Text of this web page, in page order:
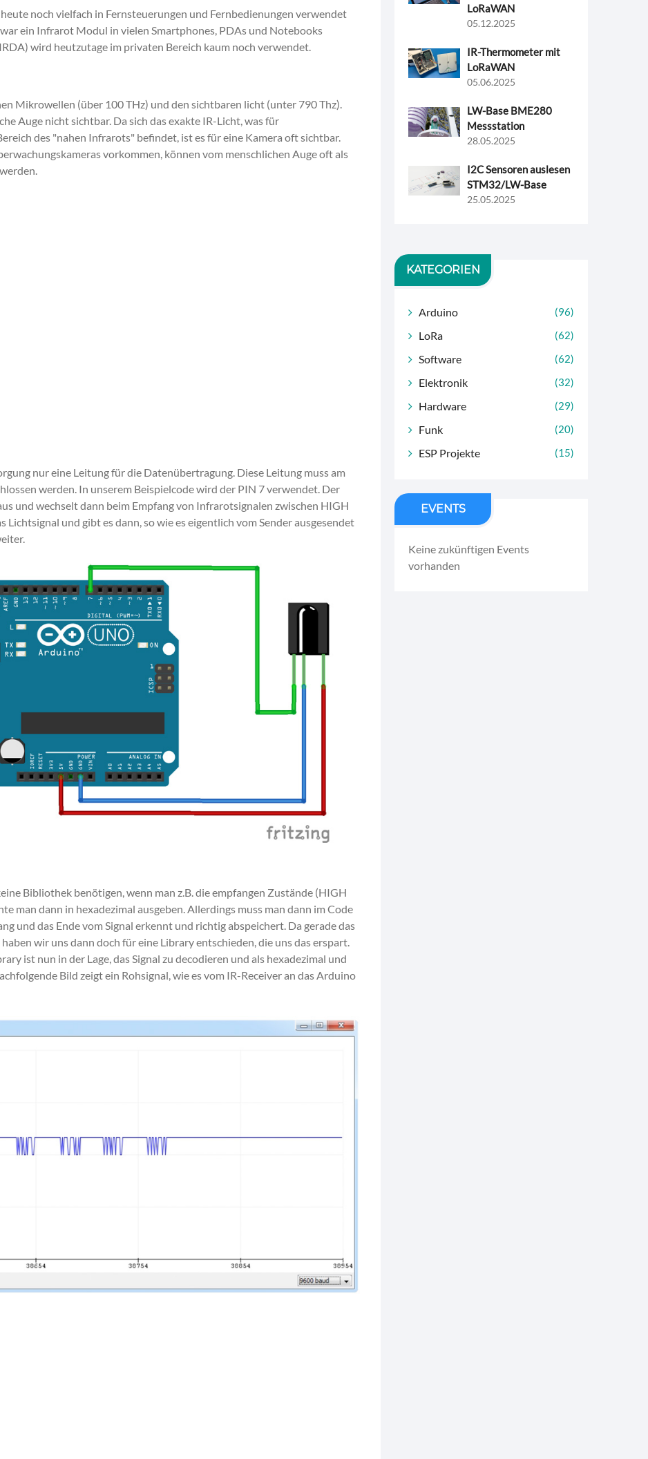
noch vielfach in Fernsteuerungen und Fernbedienungen verwendet
ein Infrarot Modul in vielen Smartphones, PDAs und Notebooks
wird heutzutage im privaten Bereich kaum noch verwendet.
Mikrowellen (über 100 THz) und den sichtbaren licht (unter 790 Thz).
Auge nicht sichtbar. Da sich das exakte IR-Licht, was für
des "nahen Infrarots" befindet, ist es für eine Kamera oft sichtbar.
vorkommen, können vom menschlichen Auge oft als
nur eine Leitung für die Datenübertragung. Diese Leitung muss am
werden. In unserem Beispielcode wird der PIN 7 verwendet. Der
und wechselt dann beim Empfang von Infrarotsignalen zwischen HIGH
Lichtsignal und gibt es dann, so wie es eigentlich vom Sender ausgesendet
Bibliothek benötigen, wenn man z.B. die empfangen Zustände (HIGH
man dann in hexadezimal ausgeben. Allerdings muss man dann im Code
und das Ende vom Signal erkennt und richtig abspeichert. Da gerade das
wir uns dann doch für eine Library entschieden, die uns das erspart.
ist nun in der Lage, das Signal zu decodieren und als hexadezimal und
Bild zeigt ein Rohsignal, wie es vom IR-Receiver an das Arduino
LoRaWAN
05.12.2025
IR-Thermometer mit
LoRaWAN
05.06.2025
LW-Base BME280
Messstation
28.05.2025
I2C Sensoren auslesen
STM32/LW-Base
25.05.2025
KATEGORIEN
Arduino (96)
LoRa (62)
Software (62)
Elektronik (32)
Hardware (29)
Funk (20)
ESP Projekte (15)
EVENTS
Keine zukünftigen Events
vorhanden